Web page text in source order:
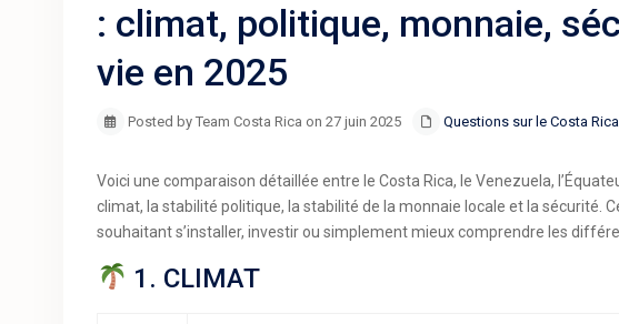
: climat, politique, monnaie,
vie en 2025
Posted by Team Costa Rica on 27 juin 2025 Questions sur le Costa Rica
Voici une comparaison détaillée entre le Costa Rica, le Venezuela,
climat, la stabilité politique, la stabilité de la monnaie locale et la sécurité.
souhaitant s’installer, investir ou simplement mieux comprendre les
1. CLIMAT